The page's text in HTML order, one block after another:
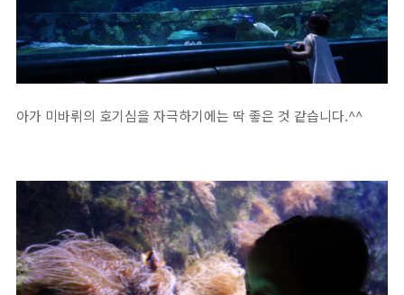
아가 미바뤼의 호기심을 자극하기에는 딱 좋은 것 같습니다.^^